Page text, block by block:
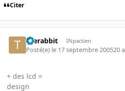
Citer
therabbit INpactien
Posté(e) le 17 septembre 200520 a
+ des lcd =
design